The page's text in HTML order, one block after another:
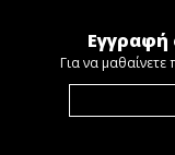
Εγγραφή
Για να